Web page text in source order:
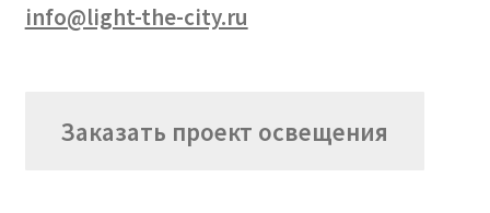
info@light-the-city.ru
Заказать проект освещения